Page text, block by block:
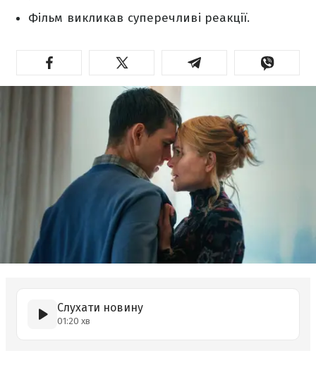
Фільм викликав суперечливі реакції.
Слухати новину
01:20 хв